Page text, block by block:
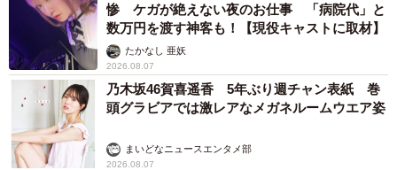
惨 ケガが絶えない夜のお仕事 「病院代」と
数万円を渡す神客も！【現役キャストに取材】
たかなし 亜妖
2026.08.07
乃木坂46賀喜遥香 5年ぶり週チャン表紙 巻
頭グラビアでは激レアなメガネルームウエア姿
まいどなニュースエンタメ部
2026.08.07